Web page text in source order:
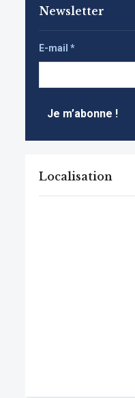
Newsletter
E-mail *
Localisation